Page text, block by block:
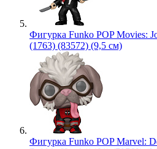
Фигурка Funko POP Movies:
(1763) (83572) (9,5 см)
Фигурка Funko POP Marvel: